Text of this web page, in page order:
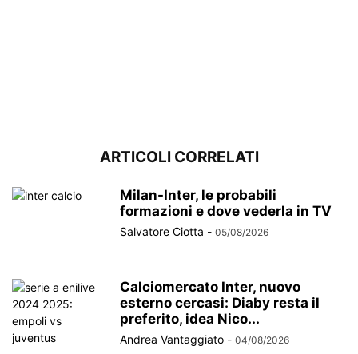
ARTICOLI CORRELATI
Milan-Inter, le probabili
formazioni e dove vederla in TV
Salvatore Ciotta - 05/08/2026
Calciomercato Inter, nuovo
esterno cercasi: Diaby resta il
preferito, idea Nico...
Andrea Vantaggiato - 04/08/2026